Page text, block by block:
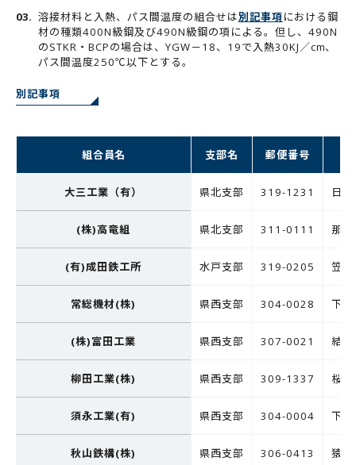
溶接材料と入熱、パス間温度の組合せは別記事項における鋼
材の種類400N級鋼及び490N級鋼の項による。但し、490N
のSTKR・BCPの場合は、YGW－18、19で入熱30KJ／cm、
パス間温度250℃以下とする。
別記事項
組合員名 支部名 郵便番号
大三工業（有） 県北支部 319-1231 日
(株)高竜組 県北支部 311-0111 那
(有)成田鉄工所 水戸支部 319-0205 笠
常総機材(株) 県西支部 304-0028 下
(株)富田工業 県西支部 307-0021 結
柳田工業(株) 県西支部 309-1337 桜
須永工業(有) 県西支部 304-0004 下
秋山鉄構(株) 県西支部 306-0413 猿